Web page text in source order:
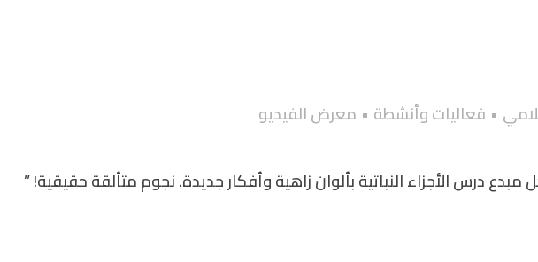
• فعاليات وأنشطة • معرض الفيديو
درس الأجزاء النباتية بألوان زاهية وأفكار جديدة. نجوم متألقة حقيقية! ”